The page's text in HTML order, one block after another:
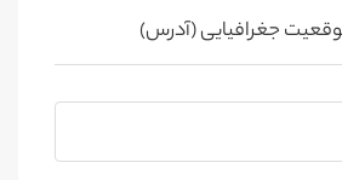
جغرافیایی (آدرس)